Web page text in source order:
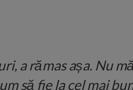
a rămas așa. Nu
să fie la cel mai